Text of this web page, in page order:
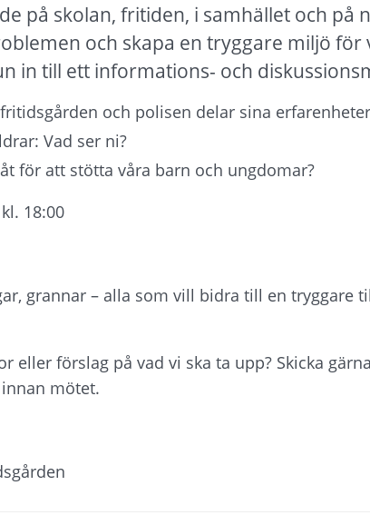
på skolan, fritiden, i samhället och på
och skapa en tryggare miljö för
in till ett informations- och
och polisen delar sina
Vad ser ni?
för att stötta våra barn och ungdomar?
18:00
grannar – alla som vill bidra till en tryggare
innan mötet.